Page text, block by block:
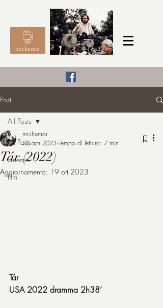
michemar
Post
All Posts
cinema
film
All Posts
Tár (2022)
michemar
22 apr 2023 Tempo di lettura: 7 min
Aggiornamento: 19 ott 2023
Tár
USA 2022 dramma 2h38’